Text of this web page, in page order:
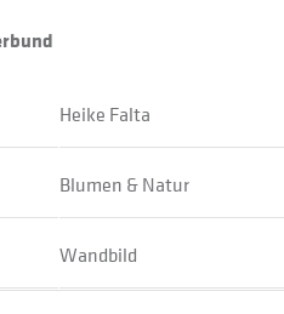
Heike Falta
Blumen & Natur
Wandbild